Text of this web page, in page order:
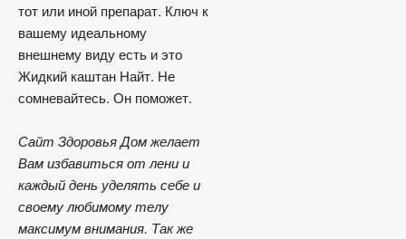
тот или иной препарат. Ключ к
вашему идеальному
внешнему виду есть и это
Жидкий каштан Найт. Не
сомневайтесь. Он поможет.
Сайт Здоровья Дом желает
Вам избавиться от лени и
каждый день уделять себе и
своему любимому телу
максимум внимания. Так же